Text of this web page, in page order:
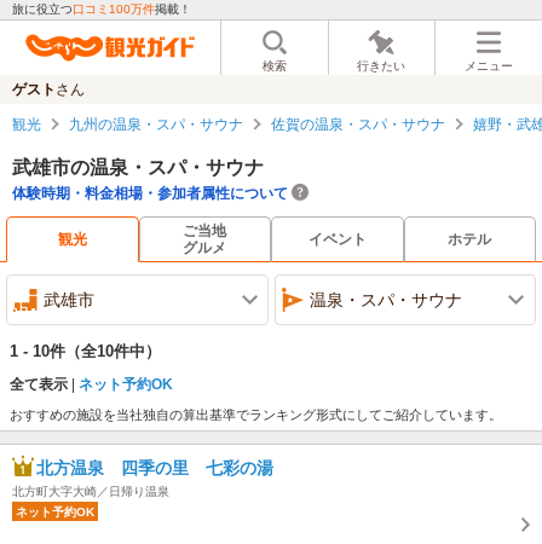
旅に役立つ口コミ100万件掲載！
検索 行きたい メニュー
ゲスト さん
観光 九州の温泉・スパ・サウナ 佐賀の温泉・スパ・サウナ 嬉野・武
武雄市の温泉・スパ・サウナ
体験時期・料金相場・参加者属性について
観光
ご当地
グルメ
イベント ホテル
武雄市 温泉・スパ・サウナ
1 - 10件 （全10件中）
全て表示 ネット予約OK
おすすめの施設を当社独自の算出基準でランキング形式にしてご紹介しています。
北方温泉 四季の里 七彩の湯
北方町大字大崎／日帰り温泉
ネット予約OK